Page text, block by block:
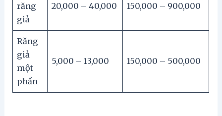
răng
giả
20,000 – 40,000 150,000 – 900,000
Răng
giả
một
phần
5,000 – 13,000 150,000 – 500,000